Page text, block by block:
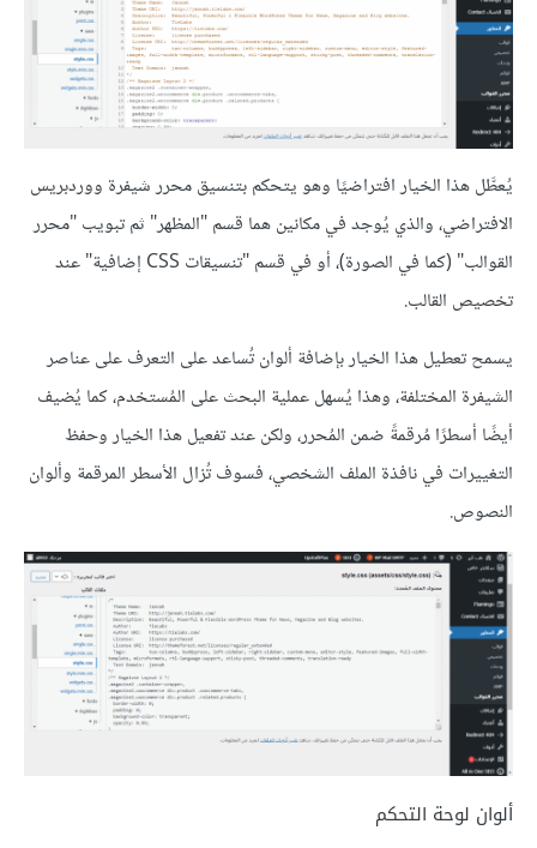
يُعطَّل هذا الخيار افتراضيًا وهو يتحكم بتنسيق محرر شيفرة ووردبريس
الافتراضي، والذي يُوجد في مكانين هما قسم "المظهر" ثم تبويب "محرر
القوالب" (كما في الصورة)، أو في قسم "تنسيقات CSS إضافية" عند
تخصيص القالب.
يسمح تعطيل هذا الخيار بإضافة ألوان تُساعد على التعرف على عناصر
الشيفرة المختلفة، وهذا يُسهل عملية البحث على المُستخدم، كما يُضيف
أيضًا أسطرًا مُرقمةً ضمن المُحرر، ولكن عند تفعيل هذا الخيار وحفظ
التغييرات في نافذة الملف الشخصي، فسوف تُزال الأسطر المرقمة وألوان
النصوص.
ألوان لوحة التحكم